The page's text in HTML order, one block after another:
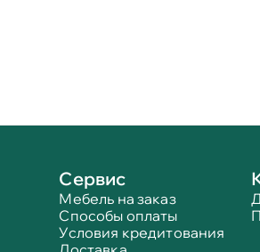
Сервис
Мебель на заказ
Способы оплаты
Условия кредитования